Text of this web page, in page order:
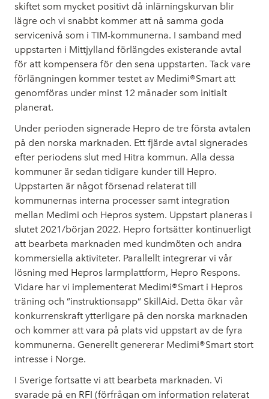
skiftet som mycket positivt då inlärningskurvan blir
lägre och vi snabbt kommer att nå samma goda
servicenivå som i TIM-kommunerna. I samband med
uppstarten i Mittjylland förlängdes existerande avtal
för att kompensera för den sena uppstarten. Tack vare
förlängningen kommer testet av Medimi®Smart att
genomföras under minst 12 månader som initialt
planerat.
Under perioden signerade Hepro de tre första avtalen
på den norska marknaden. Ett fjärde avtal signerades
efter periodens slut med Hitra kommun. Alla dessa
kommuner är sedan tidigare kunder till Hepro.
Uppstarten är något försenad relaterat till
kommunernas interna processer samt integration
mellan Medimi och Hepros system. Uppstart planeras i
slutet 2021/början 2022. Hepro fortsätter kontinuerligt
att bearbeta marknaden med kundmöten och andra
kommersiella aktiviteter. Parallellt integrerar vi vår
lösning med Hepros larmplattform, Hepro Respons.
Vidare har vi implementerat Medimi®Smart i Hepros
träning och ”instruktionsapp” SkillAid. Detta ökar vår
konkurrenskraft ytterligare på den norska marknaden
och kommer att vara på plats vid uppstart av de fyra
kommunerna. Generellt genererar Medimi®Smart stort
intresse i Norge.
I Sverige fortsatte vi att bearbeta marknaden. Vi
svarade på en RFI (förfrågan om information relaterat